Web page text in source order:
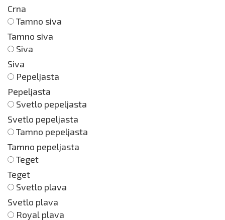
Crna
Tamno siva
Tamno siva
Siva
Siva
Pepeljasta
Pepeljasta
Svetlo pepeljasta
Svetlo pepeljasta
Tamno pepeljasta
Tamno pepeljasta
Teget
Teget
Svetlo plava
Svetlo plava
Royal plava